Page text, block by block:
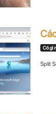
Có gì
Split